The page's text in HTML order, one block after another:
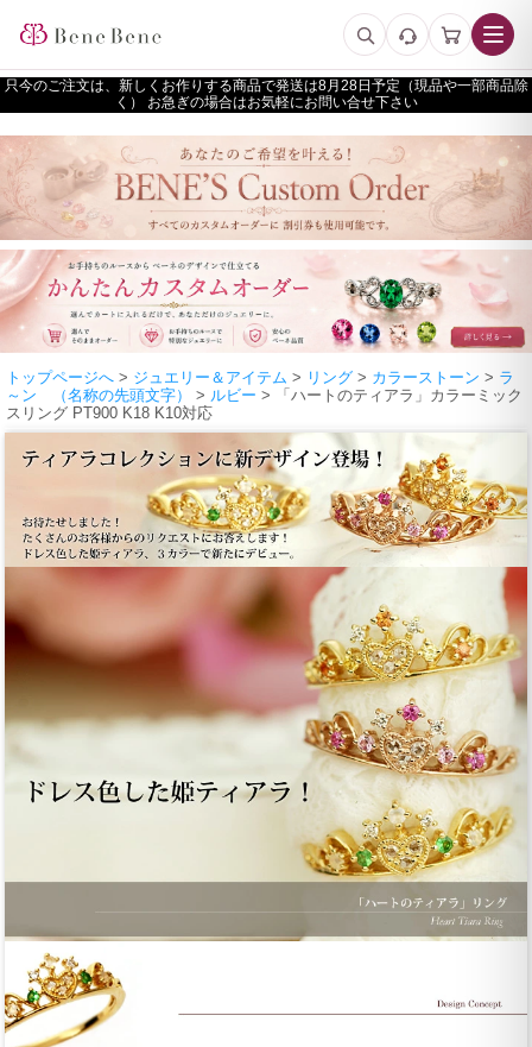
只今のご注文は、新しくお作りする商品で発送は
予定（現品や一部商品除
く） お急ぎの場合はお気軽にお問い合せ下さい
トップページへ > ジュエリー＆アイテム > リング > カラーストーン > ラ
～ン （名称の先頭文字）
> ルビー > 「ハートのティアラ」カラーミック
スリング PT900 K18 K10対応